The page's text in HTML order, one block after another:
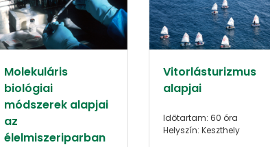
Molekuláris
biológiai
módszerek alapjai
az
élelmiszeriparban
Vitorlásturizmus
alapjai
Időtartam: 60 óra
Helyszín: Keszthely